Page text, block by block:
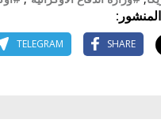
SHARE
TELEGRAM